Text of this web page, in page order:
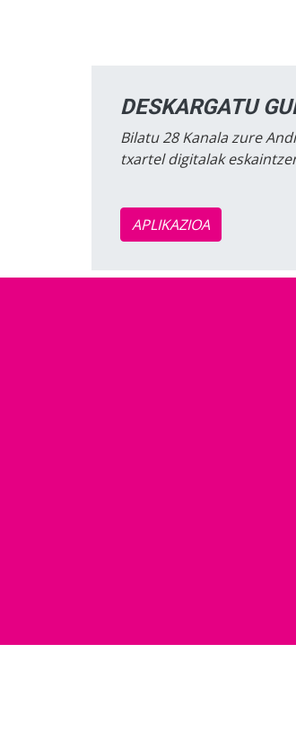
DESKARGATU
Bilatu 28 Kanala zure
txartel digitalak
APLIKAZIOA